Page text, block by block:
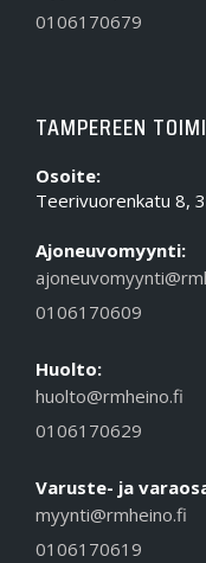
0106170679
TAMPEREEN
Osoite:
Teerivuorenkatu 8,
Ajoneuvomyynti:
0106170609
Huolto:
huolto@rmheino.fi
0106170629
Varuste- ja
myynti@rmheino.fi
0106170619